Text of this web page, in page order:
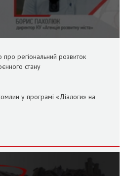
регіональний розвиток
стану
у програмі «Діалоги» на